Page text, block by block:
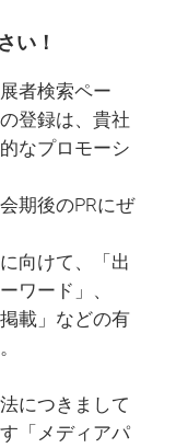
い！
者検索ペー
登録は、貴社
なプロモーシ
期後のPRにぜ
向けて、「出
ワード」、
載」などの有
につきまして
「メディアパ